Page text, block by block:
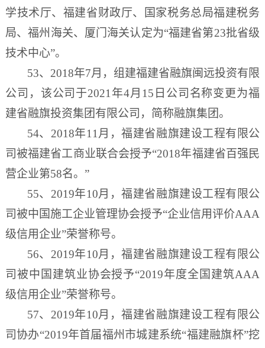
学技术厅、福建省财政厅、国家税务总局福建税务
局、福州海关、厦门海关认定为“福建省第23批省级
技术中心”。
53、2018年7月，组建福建省融旗闽远投资有限
公司，该公司于2021年4月15日公司名称变更为福
建省融旗投资集团有限公司，简称融旗集团。
54、2018年11月，福建省融旗建设工程有限公
司被福建省工商业联合会授予“2018年福建省百强民
营企业第58名。”
55、2019年10月，福建省融旗建设工程有限公
司被中国施工企业管理协会授予“企业信用评价AAA
级信用企业”荣誉称号。
56、2019年10月，福建省融旗建设工程有限公
司被中国建筑业协会授予“2019年度全国建筑AAA
级信用企业”荣誉称号。
57、2019年10月，福建省融旗建设工程有限公
司协办“2019年首届福州市城建系统“福建融旗杯”挖